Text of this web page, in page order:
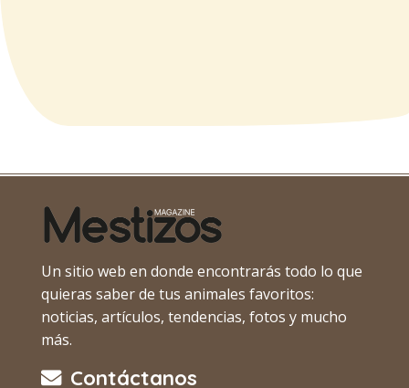
Un sitio web en donde encontrarás todo lo que
quieras saber de tus animales favoritos:
noticias, artículos, tendencias, fotos y mucho
más.
Contáctanos